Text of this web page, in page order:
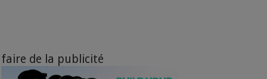
faire de la publicité